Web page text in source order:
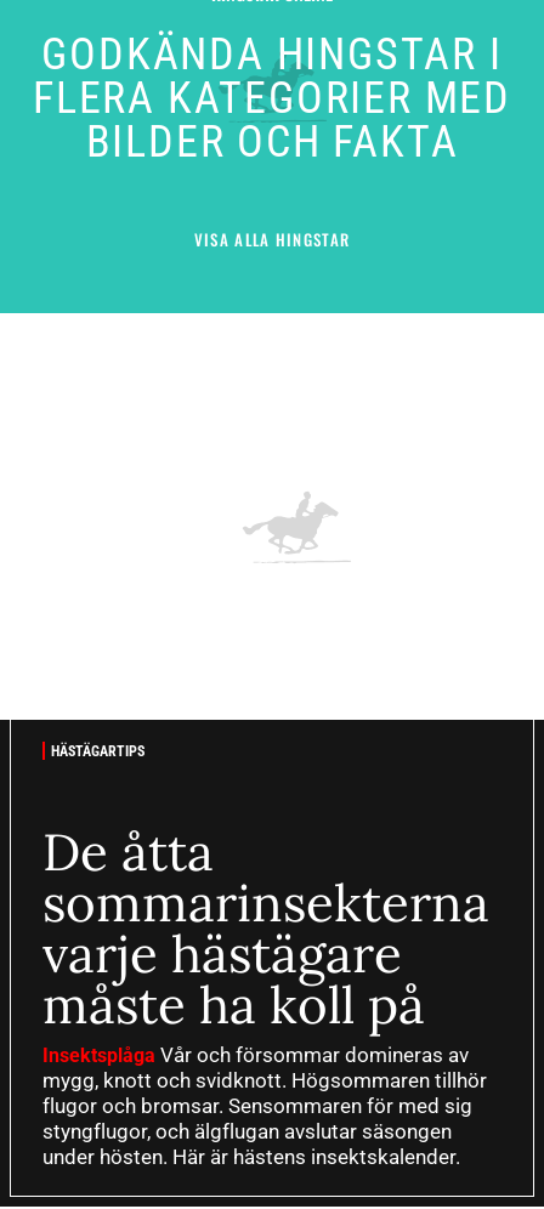
GODKÄNDA HINGSTAR I
FLERA KATEGORIER MED
BILDER OCH FAKTA
VISA ALLA HINGSTAR
HÄSTÄGARTIPS
De åtta
sommarinsekterna
varje hästägare
måste ha koll på
Insektsplåga Vår och försommar domineras av
mygg, knott och svidknott. Högsommaren tillhör
flugor och bromsar. Sensommaren för med sig
styngflugor, och älgflugan avslutar säsongen
under hösten. Här är hästens insektskalender.